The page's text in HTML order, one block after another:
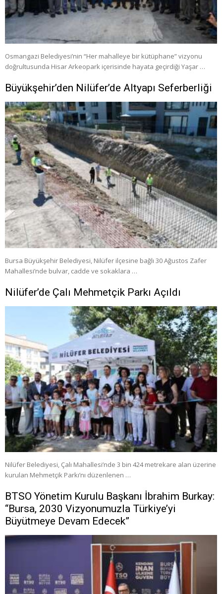
Osmangazi Belediyesi’nin “Her mahalleye bir kütüphane” vizyonu
doğrultusunda Hisar Arkeopark içerisinde hayata geçirdiği Yaşar …
Büyükşehir’den Nilüfer’de Altyapı Seferberliği
Bursa Büyükşehir Belediyesi, Nilüfer ilçesine bağlı 30 Ağustos Zafer
Mahallesi’nde bulvar, cadde ve sokaklara …
Nilüfer’de Çalı Mehmetçik Parkı Açıldı
Nilüfer Belediyesi, Çalı Mahallesi’nde 3 bin 424 metrekare alan üzerine
kurulan Mehmetçik Parkı’nı düzenlenen …
BTSO Yönetim Kurulu Başkanı İbrahim Burkay:
“Bursa, 2030 Vizyonumuzla Türkiye’yi
Büyütmeye Devam Edecek”